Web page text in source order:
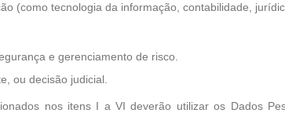
(como tecnologia da informação, contabilidade,
e gerenciamento de risco.
ou decisão judicial.
nos itens I a VI deverão utilizar os Dados